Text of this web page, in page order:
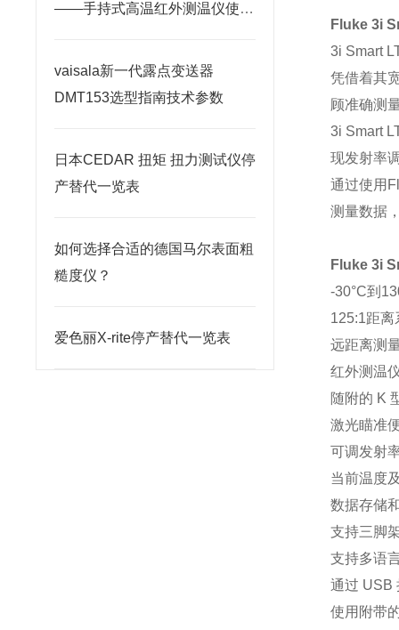
——手持式高温红外测温仪使用
vaisala新一代露点变送器
DMT153选型指南技术参数
日本CEDAR 扭矩 扭力测试仪停
产替代一览表
如何选择合适的德国马尔表面粗
糙度仪？
爱色丽X-rite停产替代一览表
Fluke 3i
3i Smart
凭借着其
顾准确测
3i Smart
现发射率
通过使用
测量数据
Fluke 3i
-30°C到
125:1距
远距离测
红外测温
随附的 K
激光瞄准
可调发射
当前温度
数据存储
支持三脚
支持多语
通过 USB
使用附带